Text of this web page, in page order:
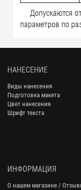
Допускаются
параметров по
НАНЕСЕНИЕ
Виды нанесения
Подготовка макета
Цвет нанесения
Шрифт текста
ИНФОРМАЦИЯ
О нашем магазине /